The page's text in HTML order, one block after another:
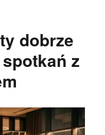
dobrze
z